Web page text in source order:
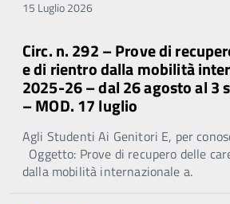
15 Luglio 2026
Circ. n. 292 – Prove di
e di rientro dalla mobilità
2025-26 – dal 26 agosto al 3
– MOD. 17 luglio
Agli Studenti Ai Genitori E, per
Oggetto: Prove di recupero delle
dalla mobilità internazionale a.